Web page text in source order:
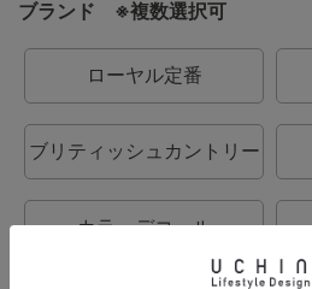
ブランド ※複数選択可
ローヤル定番
ブリティッシュカントリー
カラーデコール